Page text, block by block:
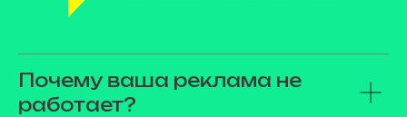
Почему ваша реклама не
работает?